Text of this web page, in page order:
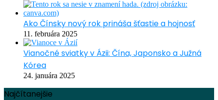
Ako Čínsky nový rok prináša šťastie a hojnosť
11. februára 2025
Vianočné sviatky v Ázii: Čína, Japonsko a Južná
Kórea
24. januára 2025
Najčítanejšie